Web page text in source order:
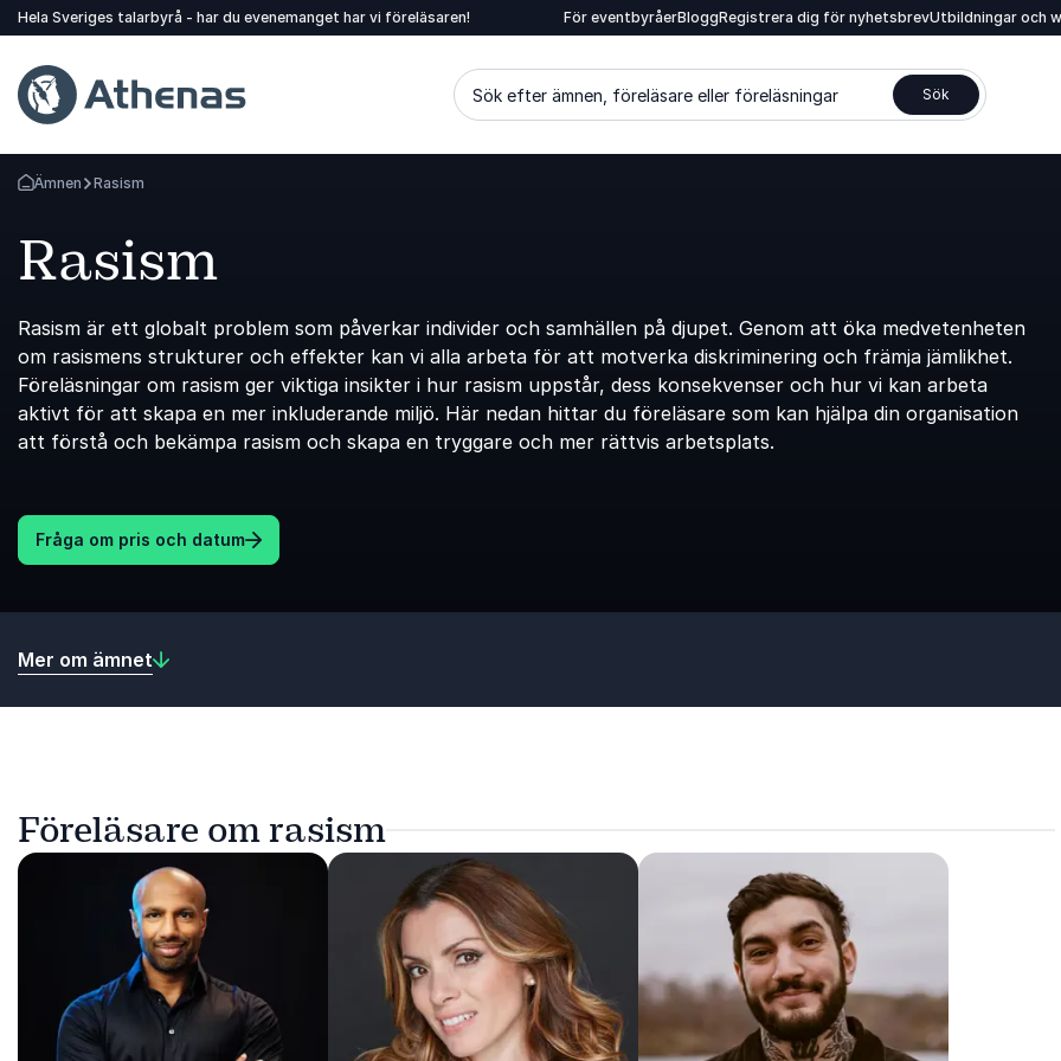
Hela Sveriges talarbyrå - har du evenemanget har vi föreläsaren! För eventbyråerBloggRegistrera dig för nyhetsbrevUtbildningar och
Sök efter ämnen, föreläsare eller föreläsningar Sök
Gå tillbaka till startsidan
Ämnen Rasism
Rasism
Rasism är ett globalt problem som påverkar individer och samhällen på djupet. Genom att öka medvetenheten
om rasismens strukturer och effekter kan vi alla arbeta för att motverka diskriminering och främja jämlikhet.
Föreläsningar om rasism ger viktiga insikter i hur rasism uppstår, dess konsekvenser och hur vi kan arbeta
aktivt för att skapa en mer inkluderande miljö. Här nedan hittar du föreläsare som kan hjälpa din organisation
att förstå och bekämpa rasism och skapa en tryggare och mer rättvis arbetsplats.
Fråga om pris och datum
Mer om ämnet
Föreläsare om rasism